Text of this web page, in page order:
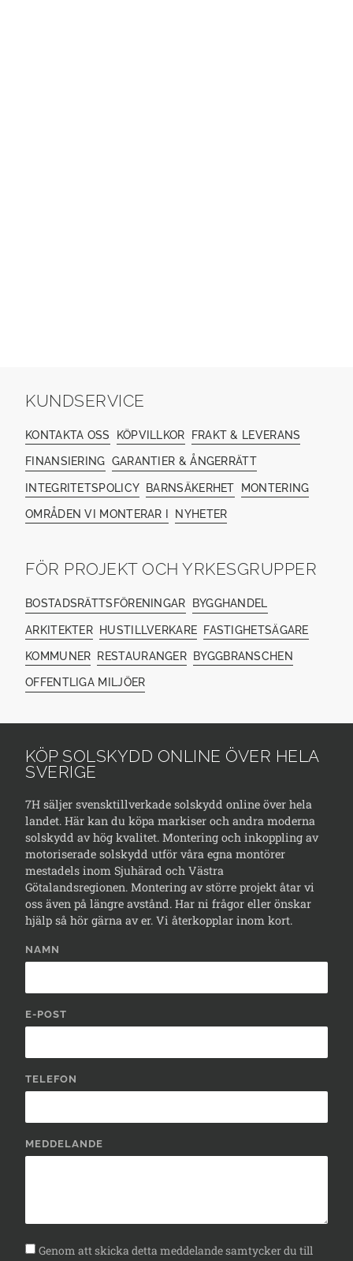
KUNDSERVICE
KONTAKTA OSS KÖPVILLKOR FRAKT & LEVERANS
FINANSIERING GARANTIER & ÅNGERRÄTT
INTEGRITETSPOLICY BARNSÄKERHET MONTERING
OMRÅDEN VI MONTERAR I NYHETER
FÖR PROJEKT OCH YRKESGRUPPER
BOSTADSRÄTTSFÖRENINGAR BYGGHANDEL
ARKITEKTER HUSTILLVERKARE FASTIGHETSÄGARE
KOMMUNER RESTAURANGER BYGGBRANSCHEN
OFFENTLIGA MILJÖER
KÖP SOLSKYDD ONLINE ÖVER HELA
SVERIGE
7H säljer svensktillverkade solskydd online över hela
landet. Här kan du köpa markiser och andra moderna
solskydd av hög kvalitet. Montering och inkoppling av
motoriserade solskydd utför våra egna montörer
mestadels inom Sjuhärad och Västra
Götalandsregionen. Montering av större projekt åtar vi
oss även på längre avstånd. Har ni frågor eller önskar
hjälp så hör gärna av er. Vi återkopplar inom kort.
NAMN
E-POST
TELEFON
MEDDELANDE
Genom att skicka detta meddelande samtycker du till